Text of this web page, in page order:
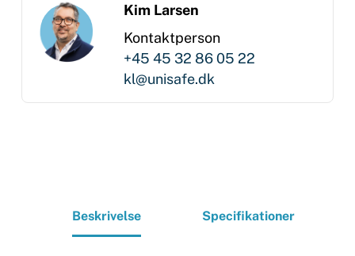
Kim Larsen
Kontaktperson
+45 45 32 86 05 22
kl@unisafe.dk
Beskrivelse Specifikationer